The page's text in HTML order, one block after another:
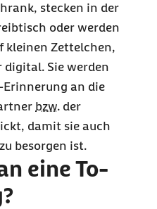
stecken in der
oder werden
kleinen Zettelchen,
digital. Sie werden
an die
bzw. der
damit sie auch
besorgen ist.
eine To-